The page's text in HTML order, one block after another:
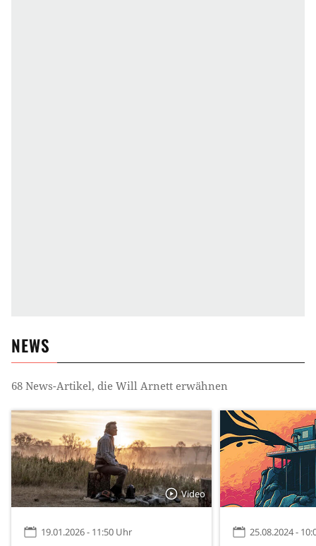
NEWS
68 News-Artikel, die Will Arnett erwähnen
Video
19.01.2026 - 11:50 Uhr 25.08.2024 -